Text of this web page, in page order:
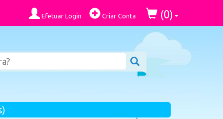
Efetuar Login Criar Conta (0)